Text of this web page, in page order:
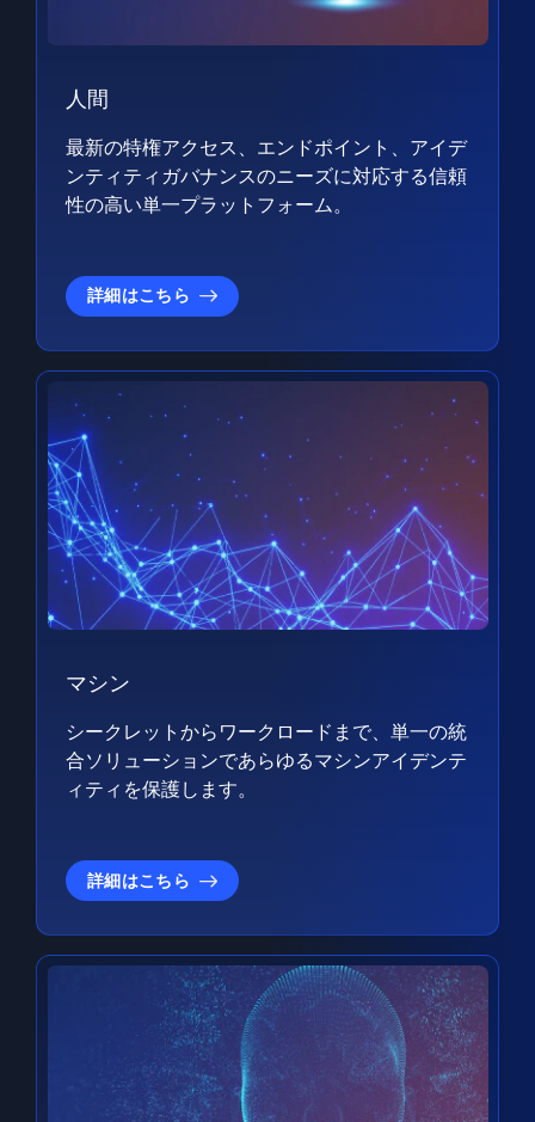
人間
最新の特権アクセス、エンドポイント、アイデ
ンティティガバナンスのニーズに対応する信頼
性の高い単一プラットフォーム。
詳細はこちら
マシン
シークレットからワークロードまで、単一の統
合ソリューションであらゆるマシンアイデンテ
ィティを保護します。
詳細はこちら